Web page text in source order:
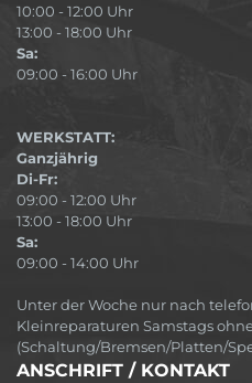
10:00 - 12:00 Uhr
13:00 - 18:00 Uhr
Sa:
09:00 - 16:00 Uhr
WERKSTATT:
Ganzjährig
Di-Fr:
09:00 - 12:00 Uhr
13:00 - 18:00 Uhr
Sa:
09:00 - 14:00 Uhr
Unter der Woche nur nach
Kleinreparaturen Samstags
(Schaltung/Bremsen/Platten/
ANSCHRIFT / KONTAKT